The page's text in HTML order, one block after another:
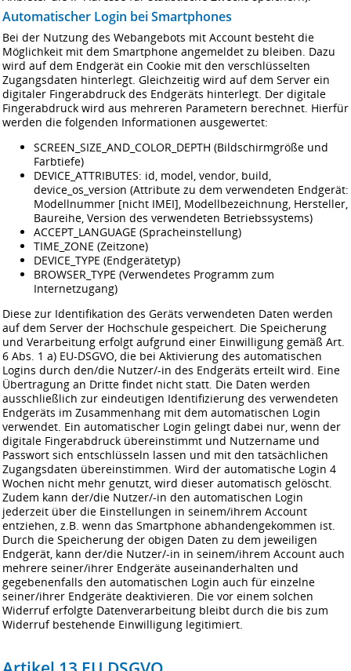
Automatischer Login bei Smartphones
Bei der Nutzung des Webangebots mit Account besteht die
Möglichkeit mit dem Smartphone angemeldet zu bleiben. Dazu
wird auf dem Endgerät ein Cookie mit den verschlüsselten
Zugangsdaten hinterlegt. Gleichzeitig wird auf dem Server ein
digitaler Fingerabdruck des Endgeräts hinterlegt. Der digitale
Fingerabdruck wird aus mehreren Parametern berechnet. Hierfür
werden die folgenden Informationen ausgewertet:
SCREEN_SIZE_AND_COLOR_DEPTH (Bildschirmgröße und
Farbtiefe)
DEVICE_ATTRIBUTES: id, model, vendor, build,
device_os_version (Attribute zu dem verwendeten Endgerät:
Modellnummer [nicht IMEI], Modellbezeichnung, Hersteller,
Baureihe, Version des verwendeten Betriebssystems)
ACCEPT_LANGUAGE (Spracheinstellung)
TIME_ZONE (Zeitzone)
DEVICE_TYPE (Endgerätetyp)
BROWSER_TYPE (Verwendetes Programm zum
Internetzugang)
Diese zur Identifikation des Geräts verwendeten Daten werden
auf dem Server der Hochschule gespeichert. Die Speicherung
und Verarbeitung erfolgt aufgrund einer Einwilligung gemäß Art.
6 Abs. 1 a) EU-DSGVO, die bei Aktivierung des automatischen
Logins durch den/die Nutzer/-in des Endgeräts erteilt wird. Eine
Übertragung an Dritte findet nicht statt. Die Daten werden
ausschließlich zur eindeutigen Identifizierung des verwendeten
Endgeräts im Zusammenhang mit dem automatischen Login
verwendet. Ein automatischer Login gelingt dabei nur, wenn der
digitale Fingerabdruck übereinstimmt und Nutzername und
Passwort sich entschlüsseln lassen und mit den tatsächlichen
Zugangsdaten übereinstimmen. Wird der automatische Login 4
Wochen nicht mehr genutzt, wird dieser automatisch gelöscht.
Zudem kann der/die Nutzer/-in den automatischen Login
jederzeit über die Einstellungen in seinem/ihrem Account
entziehen, z.B. wenn das Smartphone abhandengekommen ist.
Durch die Speicherung der obigen Daten zu dem jeweiligen
Endgerät, kann der/die Nutzer/-in in seinem/ihrem Account auch
mehrere seiner/ihrer Endgeräte auseinanderhalten und
gegebenenfalls den automatischen Login auch für einzelne
seiner/ihrer Endgeräte deaktivieren. Die vor einem solchen
Widerruf erfolgte Datenverarbeitung bleibt durch die bis zum
Widerruf bestehende Einwilligung legitimiert.